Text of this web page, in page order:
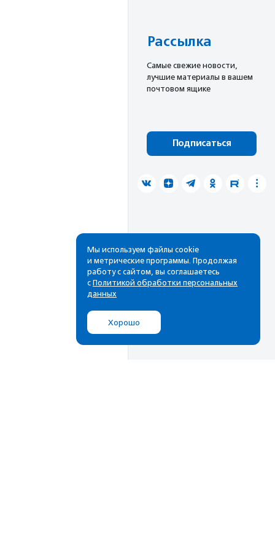
Рассылка
Cамые свежие новости,
лучшие материалы в вашем
почтовом ящике
Подписаться
Мы используем файлы cookie
и метрические программы. Продолжая
работу с сайтом, вы соглашаетесь
с Политикой обработки персональных
данных
Хорошо